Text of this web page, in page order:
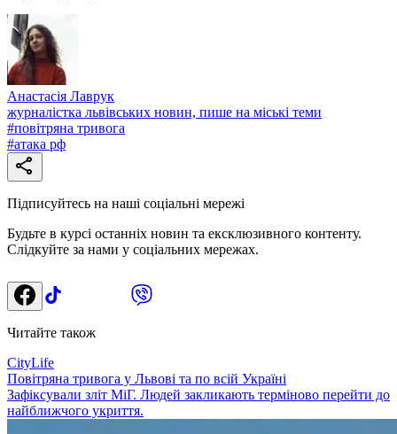
Анастасія Лаврук
журналістка львівських новин, пише на міські теми
#повітряна тривога
#атака рф
Підписуйтесь на наші соціальні мережі
Будьте в курсі останніх новин та ексклюзивного контенту.
Слідкуйте за нами у соціальних мережах.
Читайте також
CityLife
Повітряна тривога у Львові та по всій Україні
Зафіксували зліт МіГ. Людей закликають терміново перейти до
найближчого укриття.